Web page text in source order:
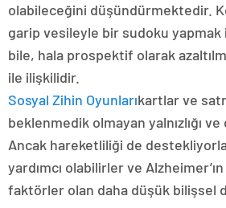
olabileceğini düşündürmektedir.
garip vesileyle bir sudoku
bile, hala prospektif olarak
ile ilişkilidir.
Sosyal Zihin Oyunlarıkartlar ve
beklenmedik olmayan yalnızlığı
Ancak hareketliliği de
yardımcı olabilirler ve
faktörler olan daha düşük bilişsel